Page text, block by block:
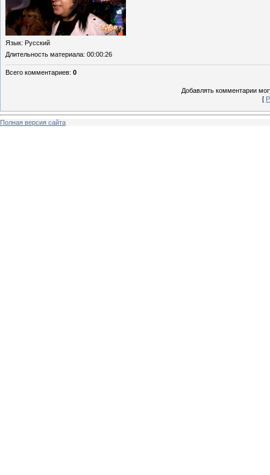
Язык: Русский
Длительность материала: 00:00:26
Всего комментариев: 0
Добавлять комментарии
[
Полная версия сайта